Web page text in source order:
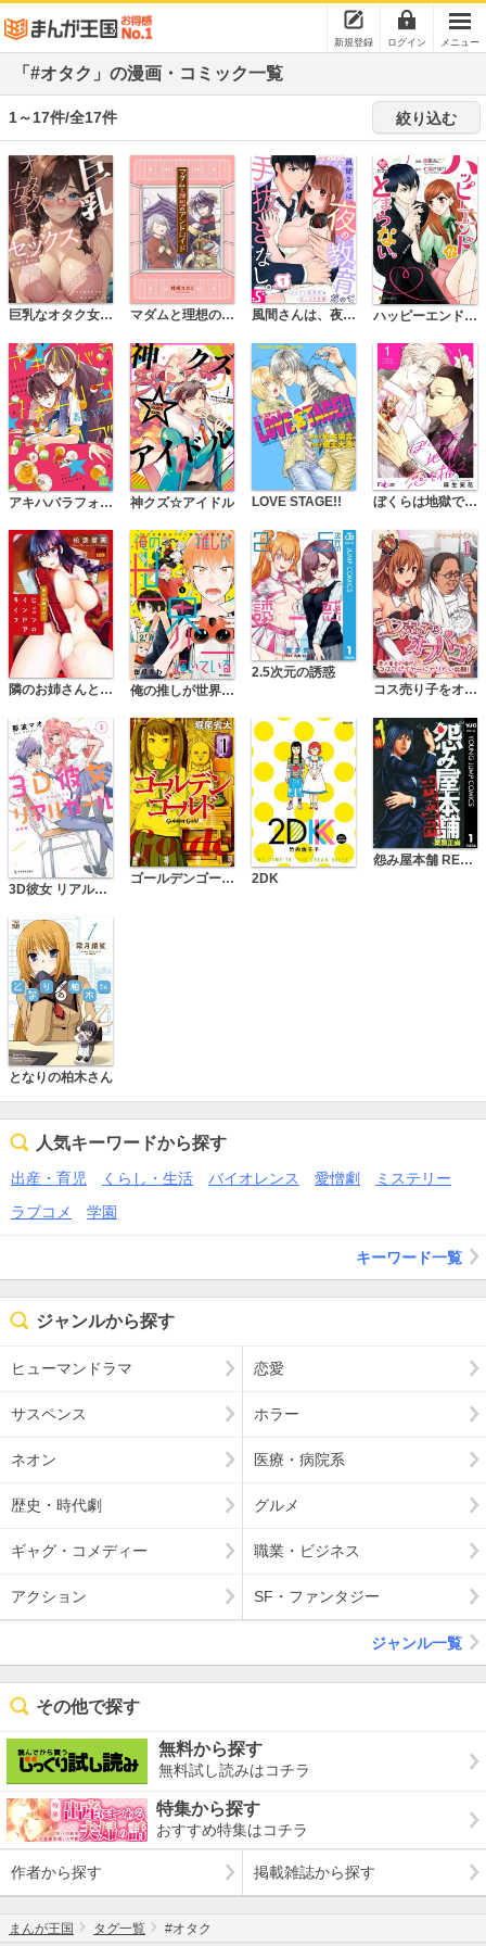
新規登録 ログイン メニュー
「#オタク」の漫画・コミック一覧
1～17件/全17件 絞り込む
巨乳なオタク女子はセックスを知りたい。 マダムと理想のアンドロイド 風間さんは、夜の教育だって手抜きなし。～カタブツ教育係とむっつり令嬢 ハッピーエンドがとまらない。
アキハバラフォーリンラブ 神クズ☆アイドル LOVE STAGE!! ぼくらは地獄で恋を描く
隣のお姉さんとヒミツのインドアライフ デジタルモザイク版 俺の推しが世界一輝いている ～2.5次元舞台おっかけ男子の活動記録～
2.5次元の誘惑
コス売り子をオフパコ！！-素人童貞の俺がコスプレイヤーにヤりたい放題！-
3D彼女 リアルガール 新装版
ゴールデンゴールド 2DK
怨み屋本舗 REVENGE
となりの柏木さん
人気キーワードから探す
出産・育児 くらし・生活 バイオレンス 愛憎劇
ミステリー
ラブコメ
学園
キーワード一覧
ジャンルから探す
ヒューマンドラマ 恋愛
サスペンス ホラー
ネオン 医療・病院系
歴史・時代劇 グルメ
ギャグ・コメディー 職業・ビジネス
アクション SF・ファンタジー
ジャンル一覧
その他で探す
無料から探す
無料試し読みはコチラ
特集から探す
おすすめ特集はコチラ
作者から探す 掲載雑誌から探す
まんが王国 タグ一覧 #オタク